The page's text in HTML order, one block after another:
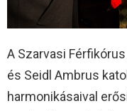
A Szarvasi
és Seidl Ambrus
harmonikásaival